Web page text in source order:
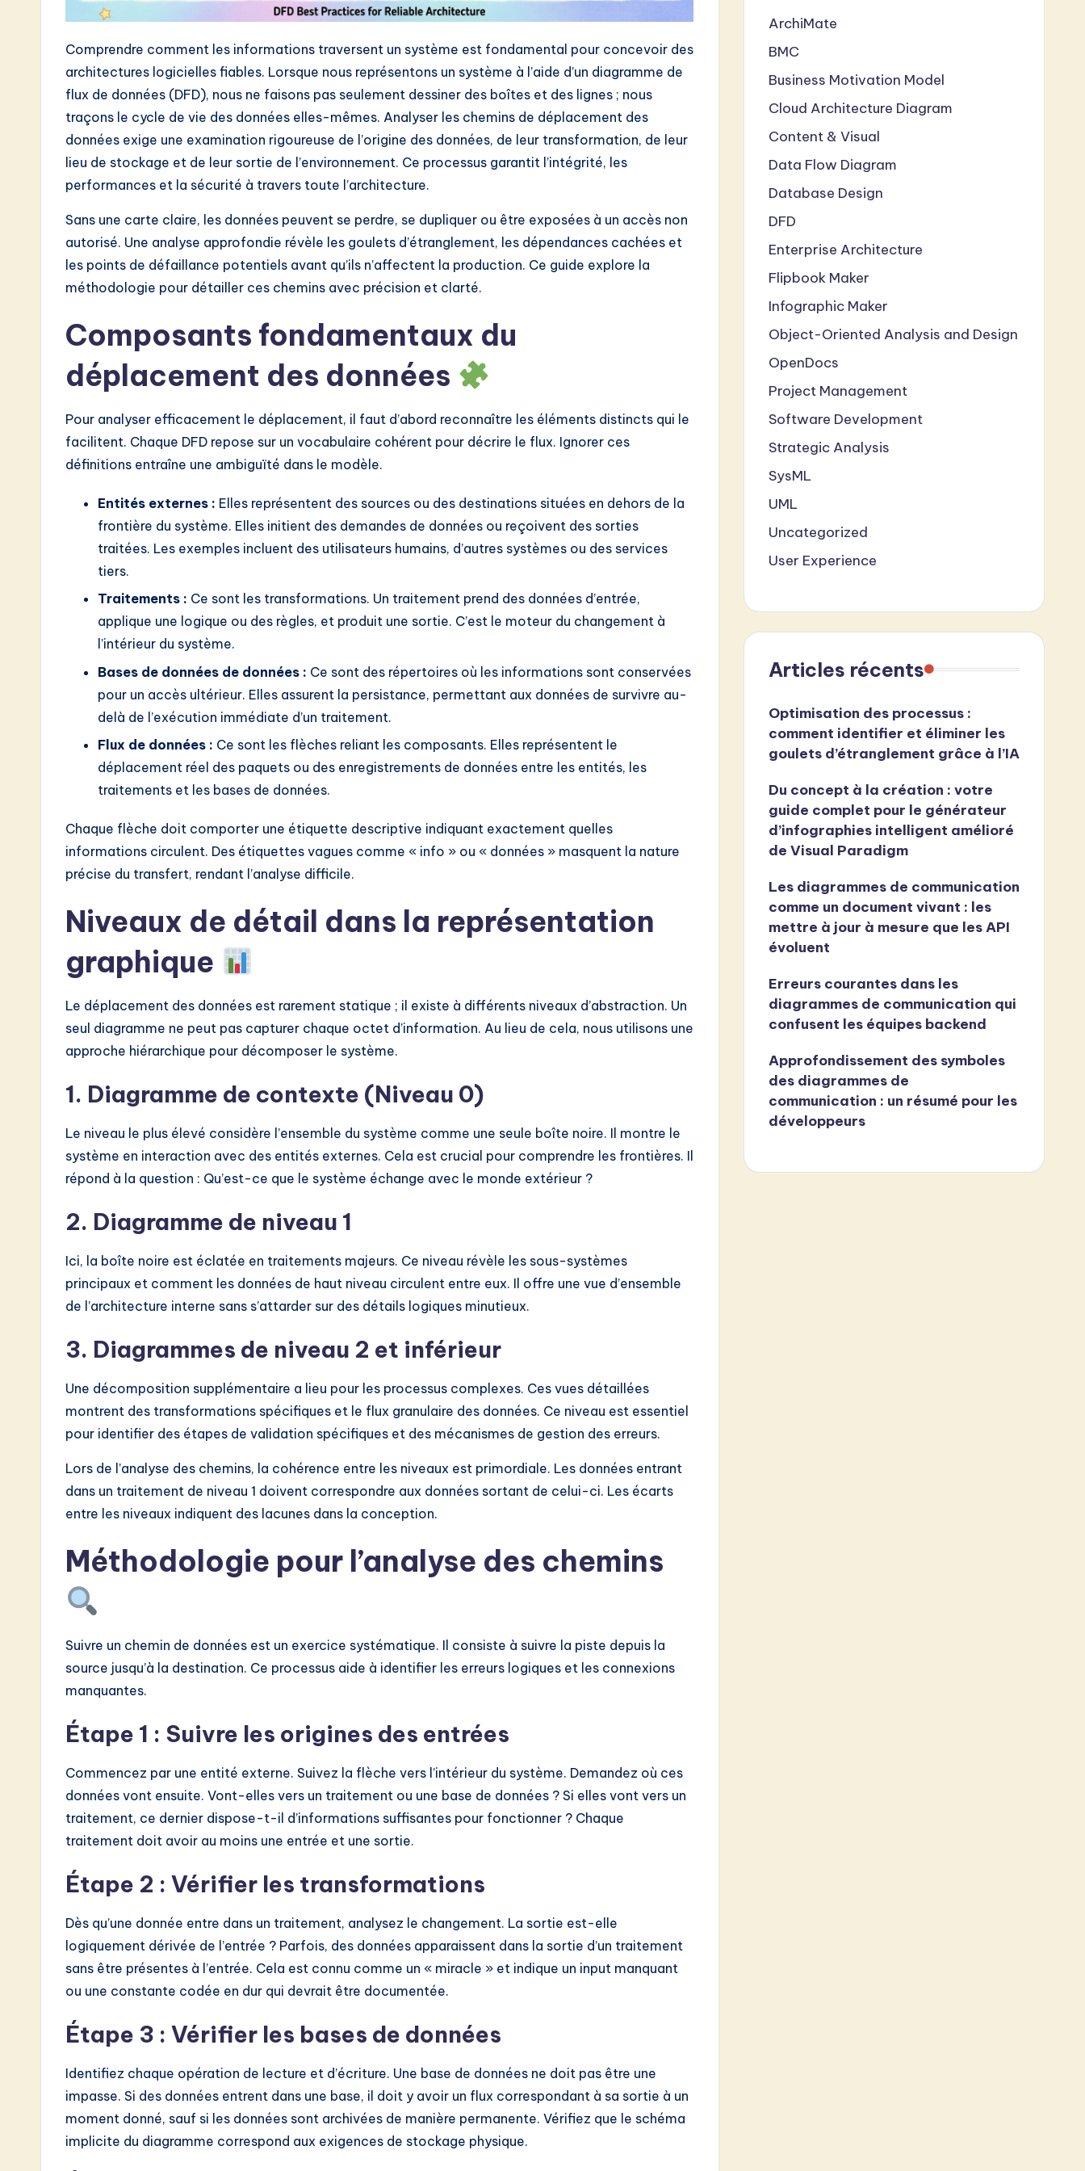
A
ft
w
Comprendre comment les informations traversent un système est fondamental pour concevoir des
architectures logicielles fiables. Lorsque nous représentons un système à l’aide d’un diagramme de
flux de données (DFD), nous ne faisons pas seulement dessiner des boîtes et des lignes ; nous
traçons le cycle de vie des données elles-mêmes. Analyser les chemins de déplacement des
données exige une examination rigoureuse de l’origine des données, de leur transformation, de leur
lieu de stockage et de leur sortie de l’environnement. Ce processus garantit l’intégrité, les
performances et la sécurité à travers toute l’architecture.
Sans une carte claire, les données peuvent se perdre, se dupliquer ou être exposées à un accès non
autorisé. Une analyse approfondie révèle les goulets d’étranglement, les dépendances cachées et
les points de défaillance potentiels avant qu’ils n’affectent la production. Ce guide explore la
méthodologie pour détailler ces chemins avec précision et clarté.
Composants fondamentaux du
déplacement des données
Pour analyser efficacement le déplacement, il faut d’abord reconnaître les éléments distincts qui le
facilitent. Chaque DFD repose sur un vocabulaire cohérent pour décrire le flux. Ignorer ces
définitions entraîne une ambiguïté dans le modèle.
Entités externes : Elles représentent des sources ou des destinations situées en dehors de la
frontière du système. Elles initient des demandes de données ou reçoivent des sorties
traitées. Les exemples incluent des utilisateurs humains, d’autres systèmes ou des services
tiers.
Traitements : Ce sont les transformations. Un traitement prend des données d’entrée,
applique une logique ou des règles, et produit une sortie. C’est le moteur du changement à
l’intérieur du système.
Bases de données de données : Ce sont des répertoires où les informations sont conservées
pour un accès ultérieur. Elles assurent la persistance, permettant aux données de survivre au-
delà de l’exécution immédiate d’un traitement.
Flux de données : Ce sont les flèches reliant les composants. Elles représentent le
déplacement réel des paquets ou des enregistrements de données entre les entités, les
traitements et les bases de données.
Chaque flèche doit comporter une étiquette descriptive indiquant exactement quelles
informations circulent. Des étiquettes vagues comme « info » ou « données » masquent la nature
précise du transfert, rendant l’analyse difficile.
Niveaux de détail dans la représentation
graphique
Le déplacement des données est rarement statique ; il existe à différents niveaux d’abstraction. Un
seul diagramme ne peut pas capturer chaque octet d’information. Au lieu de cela, nous utilisons une
approche hiérarchique pour décomposer le système.
1. Diagramme de contexte (Niveau 0)
Le niveau le plus élevé considère l’ensemble du système comme une seule boîte noire. Il montre le
système en interaction avec des entités externes. Cela est crucial pour comprendre les frontières. Il
répond à la question : Qu’est-ce que le système échange avec le monde extérieur ?
2. Diagramme de niveau 1
Ici, la boîte noire est éclatée en traitements majeurs. Ce niveau révèle les sous-systèmes
principaux et comment les données de haut niveau circulent entre eux. Il offre une vue d’ensemble
de l’architecture interne sans s’attarder sur des détails logiques minutieux.
3. Diagrammes de niveau 2 et inférieur
Une décomposition supplémentaire a lieu pour les processus complexes. Ces vues détaillées
montrent des transformations spécifiques et le flux granulaire des données. Ce niveau est essentiel
pour identifier des étapes de validation spécifiques et des mécanismes de gestion des erreurs.
Lors de l’analyse des chemins, la cohérence entre les niveaux est primordiale. Les données entrant
dans un traitement de niveau 1 doivent correspondre aux données sortant de celui-ci. Les écarts
entre les niveaux indiquent des lacunes dans la conception.
Méthodologie pour l’analyse des chemins
Suivre un chemin de données est un exercice systématique. Il consiste à suivre la piste depuis la
source jusqu’à la destination. Ce processus aide à identifier les erreurs logiques et les connexions
manquantes.
Étape 1 : Suivre les origines des entrées
Commencez par une entité externe. Suivez la flèche vers l’intérieur du système. Demandez où ces
données vont ensuite. Vont-elles vers un traitement ou une base de données ? Si elles vont vers un
traitement, ce dernier dispose-t-il d’informations suffisantes pour fonctionner ? Chaque
traitement doit avoir au moins une entrée et une sortie.
Étape 2 : Vérifier les transformations
Dès qu’une donnée entre dans un traitement, analysez le changement. La sortie est-elle
logiquement dérivée de l’entrée ? Parfois, des données apparaissent dans la sortie d’un traitement
sans être présentes à l’entrée. Cela est connu comme un « miracle » et indique un input manquant
ou une constante codée en dur qui devrait être documentée.
Étape 3 : Vérifier les bases de données
Identifiez chaque opération de lecture et d’écriture. Une base de données ne doit pas être une
impasse. Si des données entrent dans une base, il doit y avoir un flux correspondant à sa sortie à un
moment donné, sauf si les données sont archivées de manière permanente. Vérifiez que le schéma
implicite du diagramme correspond aux exigences de stockage physique.
ArchiMate
BMC
Business Motivation Model
Cloud Architecture Diagram
Content & Visual
Data Flow Diagram
Database Design
DFD
Enterprise Architecture
Flipbook Maker
Infographic Maker
Object-Oriented Analysis and Design
OpenDocs
Project Management
Software Development
Strategic Analysis
SysML
UML
Uncategorized
User Experience
Articles récents
Optimisation des processus :
comment identifier et éliminer les
goulets d’étranglement grâce à l’IA
Du concept à la création : votre
guide complet pour le générateur
d’infographies intelligent amélioré
de Visual Paradigm
Les diagrammes de communication
comme un document vivant : les
mettre à jour à mesure que les API
évoluent
Erreurs courantes dans les
diagrammes de communication qui
confusent les équipes backend
Approfondissement des symboles
des diagrammes de
communication : un résumé pour les
développeurs